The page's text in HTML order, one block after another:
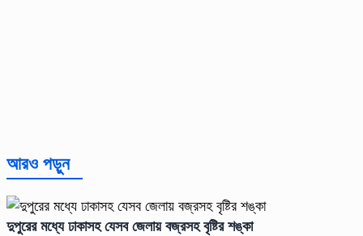
আরও পড়ুন
দুপুরের মধ্যে ঢাকাসহ যেসব জেলায় বজ্রসহ বৃষ্টির শঙ্কা